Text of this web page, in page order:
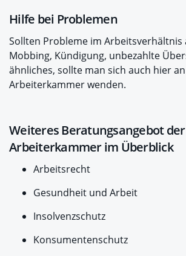
Hilfe bei Problemen
Sollten Probleme im Arbeitsverhältnis
Mobbing, Kündigung, unbezahlte
ähnliches, sollte man sich auch hier
Arbeiterkammer wenden.
Weiteres Beratungsangebot der
Arbeiterkammer im Überblick
Arbeitsrecht
Gesundheit und Arbeit
Insolvenzschutz
Konsumentenschutz